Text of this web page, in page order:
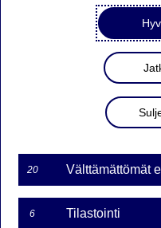
side på norsk
Nordea Bank
WARRANTILLE
PÄÄTTYNYT
20 Välttämättömät
6 Tilastointi